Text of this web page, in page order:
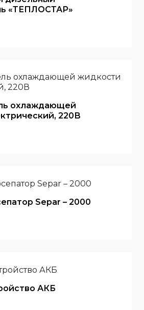
«ТЕПЛОСТАР»
охлаждающей
220В
Separ – 2000
АКБ